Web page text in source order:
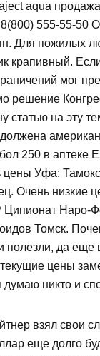
aqua
555-55-50
Для пожилых
крапивный.
мог
решение
статью на эту
250 в аптеке
цены Уфа:
Очень низкие
Ципионат Наро-
Томск.
полезли, да еще
текущие цены
никто и
взял свои
еще долго